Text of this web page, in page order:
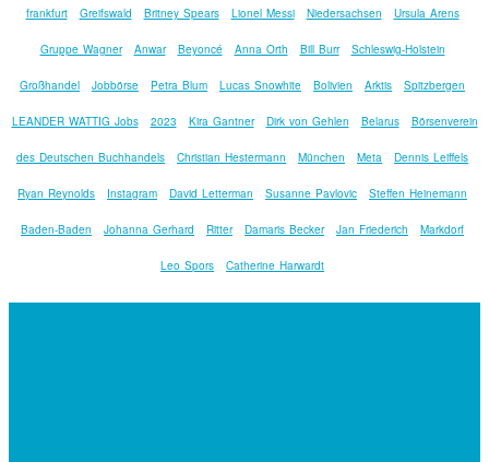
frankfurt Greifswald Britney Spears Lionel Messi Niedersachsen Ursula Arens
Gruppe Wagner Anwar Beyoncé Anna Orth Bill Burr Schleswig-Holstein
Großhandel Jobbörse Petra Blum Lucas Snowhite Bolivien Arktis Spitzbergen
LEANDER WATTIG Jobs 2023 Kira Gantner Dirk von Gehlen Belarus Börsenverein
des Deutschen Buchhandels Christian Hestermann München Meta Dennis Leiffels
Ryan Reynolds Instagram David Letterman Susanne Pavlovic Steffen Heinemann
Baden-Baden Johanna Gerhard Ritter Damaris Becker Jan Friederich Markdorf
Leo Spors Catherine Harwardt